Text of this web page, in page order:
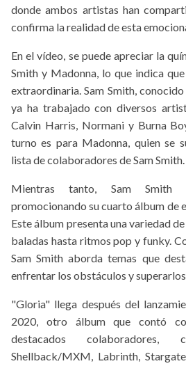
donde ambos artistas han
confirma la realidad de esta
En el vídeo, se puede apreciar la
Smith y Madonna, lo que indica
extraordinaria. Sam Smith,
ya ha trabajado con diversos
Calvin Harris, Normani y Burna
turno es para Madonna, quien se
lista de colaboradores de Sam Smith.
Mientras tanto, Sam Smith
promocionando su cuarto álbum de
Este álbum presenta una variedad
baladas hasta ritmos pop y funky.
Sam Smith aborda temas que
enfrentar los obstáculos y
"Gloria" llega después del
2020, otro álbum que contó
destacados
Shellback/MXM, Labrinth,